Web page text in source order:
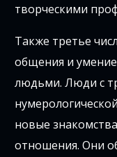
творческими
Также третье
общения и
людьми. Люди с
новые
отношения. Они